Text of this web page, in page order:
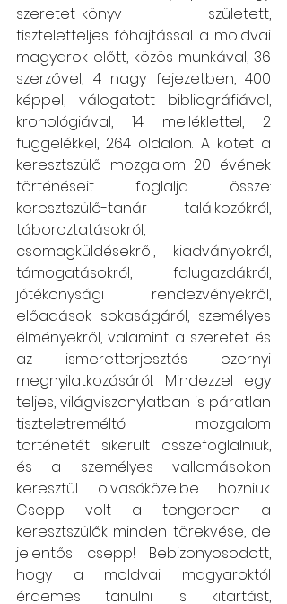
szeretet-könyv született,
tiszteletteljes főhajtással a moldvai
magyarok előtt, közös munkával, 36
szerzővel, 4 nagy fejezetben, 400
képpel, válogatott bibliográfiával,
kronológiával, 14 melléklettel, 2
függelékkel, 264 oldalon. A kötet a
keresztszülő mozgalom 20 évének
történéseit foglalja össze:
keresztszülő-tanár találkozókról,
táboroztatásokról,
csomagküldésekről, kiadványokról,
támogatásokról, falugazdákról,
jótékonysági rendezvényekről,
előadások sokaságáról, személyes
élményekről, valamint a szeretet és
az ismeretterjesztés ezernyi
megnyilatkozásáról. Mindezzel egy
teljes, világviszonylatban is páratlan
tiszteletreméltó mozgalom
történetét sikerült összefoglalniuk,
és a személyes vallomásokon
keresztül olvasóközelbe hozniuk.
Csepp volt a tengerben a
keresztszülők minden törekvése, de
jelentős csepp! Bebizonyosodott,
hogy a moldvai magyaroktól
érdemes tanulni is: kitartást,